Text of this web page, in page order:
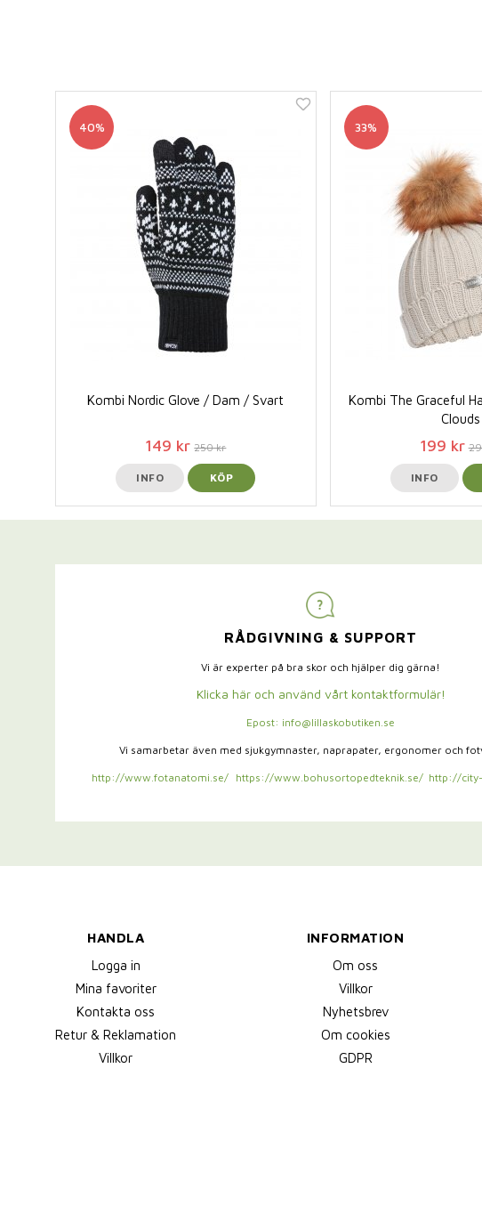
40%
Kombi Nordic Glove / Dam / Svart
149 kr 250 kr
INFO KÖP
33%
Kombi The Graceful
Clouds
199 kr
INFO
RÅDGIVNING & SUPPORT
Vi är experter på bra skor och hjälper dig gärna!
Klicka här och använd vårt kontaktformulär!
Epost: info@lillaskobutiken.se
Vi samarbetar även med sjukgymnaster, naprapater, ergonomer och
http://www.fotanatomi.se/ https://www.bohusortopedteknik.se/ http://
HANDLA
Logga in
Mina favoriter
Kontakta oss
Retur & Reklamation
Villkor
INFORMATION
Om oss
Villkor
Nyhetsbrev
Om cookies
GDPR